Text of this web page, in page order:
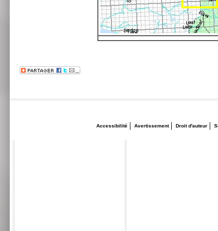
Accessibilité Avertissement Droit d'auteur